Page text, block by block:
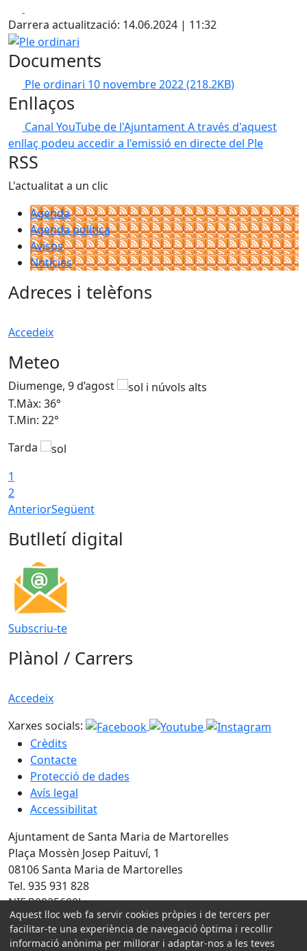
Darrera actualització: 14.06.2024 | 11:32
Ple ordinari
Documents
Ple ordinari 10 novembre 2022(218.2KB)
Enllaços
Canal YouTube de l'AjuntamentA través d'aquest
enllaç podeu accedir a l'emissió en directe del Ple
RSS
L'actualitat a un clic
Agenda
Agenda política
Avisos
Notícies
Adreces i telèfons
Accedeix
Meteo
Diumenge, 9 d’agost
T.Màx: 36°
T.Min: 22°
Tarda
1
2
AnteriorSegüent
Butlletí digital
Subscriu-te
Plànol / Carrers
Accedeix
Xarxes socials:
Crèdits
Contacte
Protecció de dades
Avís legal
Accessibilitat
Ajuntament de Santa Maria de Martorelles
Plaça Mossèn Josep Paituví, 1
08106 Santa Maria de Martorelles
Tel. 935 931 828
NIF P0825600J
Amb la col·laboració de:
Aquest lloc web fa servir cookies pròpies i de tercers per
facilitar-te una experiència de navegació òptima i recollir
informació anònima per millorar i adaptar-nos a les teves